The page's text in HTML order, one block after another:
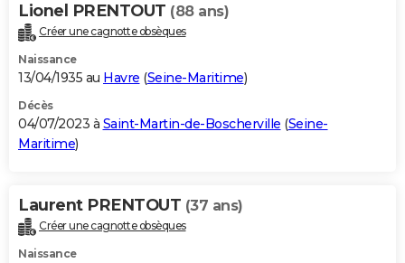
Lionel PRENTOUT (88 ans)
Créer une cagnotte obsèques
Naissance
13/04/1935 au Havre (Seine-Maritime)
Décès
04/07/2023 à Saint-Martin-de-Boscherville (Seine-
Maritime)
Laurent PRENTOUT (37 ans)
Créer une cagnotte obsèques
Naissance